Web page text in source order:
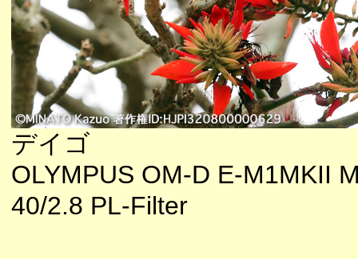
デイゴ
OLYMPUS OM-D E-M1MKII
40/2.8 PL-Filter